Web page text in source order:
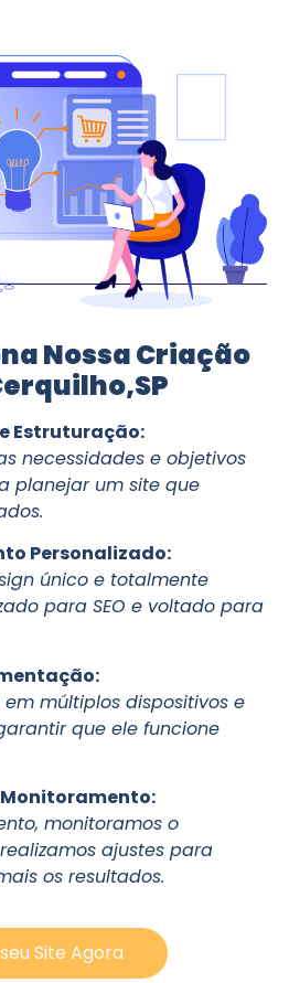
Nossa Criação
Estruturação:
necessidades e objetivos
planejar um site que
Personalizado:
único e totalmente
para SEO e voltado para
em múltiplos dispositivos e
que ele funcione
monitoramos o
ajustes para
os resultados.
Site Agora